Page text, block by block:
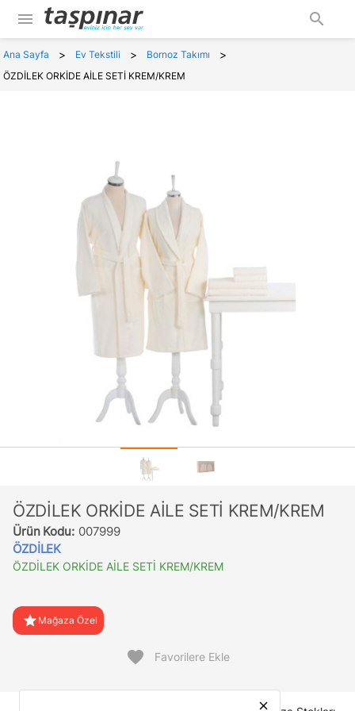
menu search
Ana Sayfa > Ev Tekstili > Bornoz Takımı >
ÖZDİLEK ORKİDE AİLE SETİ KREM/KREM
ÖZDİLEK ORKİDE AİLE SETİ KREM/KREM
Ürün Kodu: 007999
ÖZDİLEK
ÖZDİLEK ORKİDE AİLE SETİ KREM/KREM
star Mağaza Özel
favorite Favorilere Ekle
close